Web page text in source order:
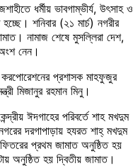
ধর্মীয় ভাবগাম্ভীর্য, উৎসাহ ও
শনিবার (২১ মার্চ) নগরীর
নামাজ শেষে মুসল্লিরা দেশ,
নেন।
করপোরেশনের প্রশাসক মাহফুজুর
মিজানুর রহমান মিনু।
ঈদগাহের পরিবর্তে শাহ মখদুম
দরগাপাড়ায় হযরত শাহ্ মখদুম
প্রথম জামাত অনুষ্ঠিত হয়
অনুষ্ঠিত হয় দ্বিতীয় জামাত।